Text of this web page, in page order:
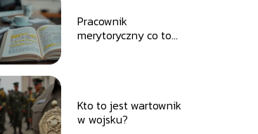
Pracownik
merytoryczny co to
Kto to jest wartownik
w wojsku?